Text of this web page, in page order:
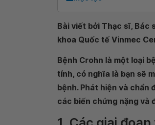
Bài viết bởi Thạc sĩ, Bác
khoa Quốc tế Vinmec
Bệnh Crohn là một loại
tính, có nghĩa là bạn sẽ
bệnh. Phát hiện và chẩn
các biến chứng nặng và